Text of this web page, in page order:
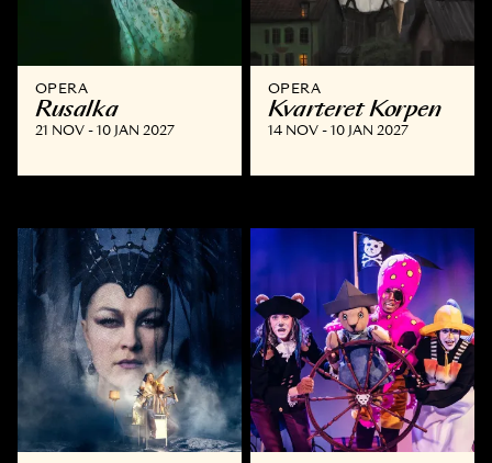
OPERA
Rusalka
21 NOV - 10 JAN 2027
OPERA
Kvarteret Korpen
14 NOV - 10 JAN 2027